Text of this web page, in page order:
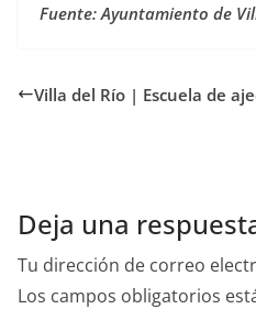
Fuente: Ayuntamiento de
Villa del Río | Escuela de
Deja una
Tu dirección de correo
Los campos obligatorios